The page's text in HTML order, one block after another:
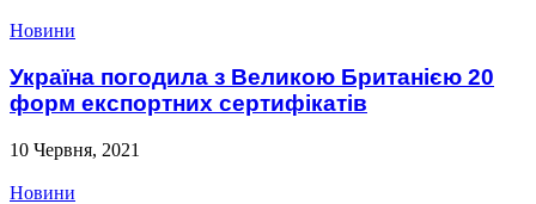
Новини
Україна погодила з Великою Британією 20
форм експортних сертифікатів
10 Червня, 2021
Новини